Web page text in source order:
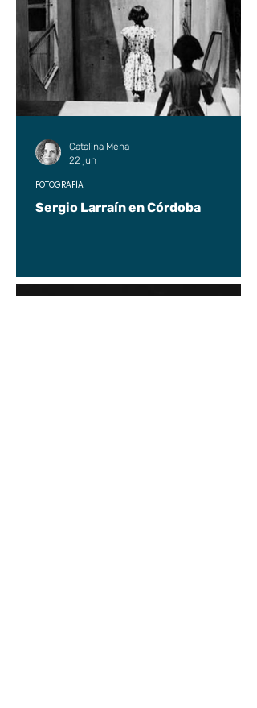
Sergio Larraín en Córdoba
FOTOGRAFÍA
Catalina Mena
22 jun